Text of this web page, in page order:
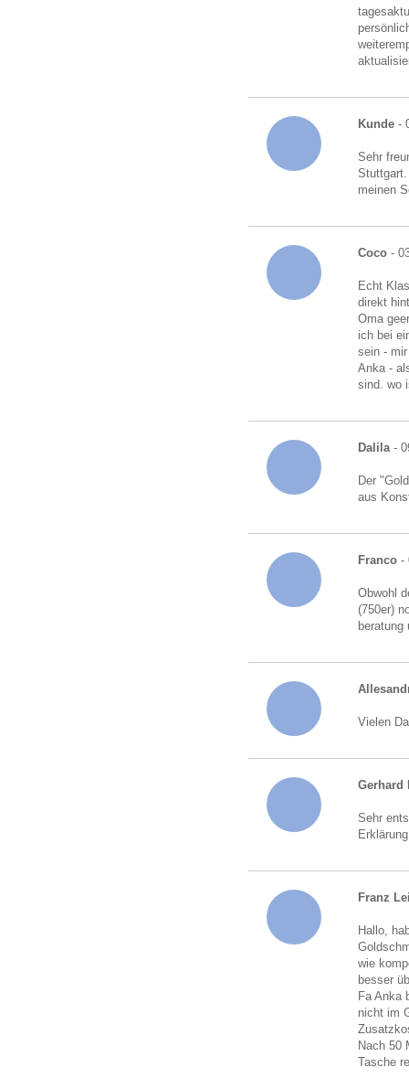
Kunde -
Sehr
meinen
Coco -
Echt
direkt
Oma
ich bei
sein -
Anka -
sind. wo
Dalila-
Der
aus
Franco -
Obwohl
(750er)
Vielen
Gerhard
Sehr
Franz
Hallo,
wie
besser
Fa Anka
nicht im
Nach 50
Tasche